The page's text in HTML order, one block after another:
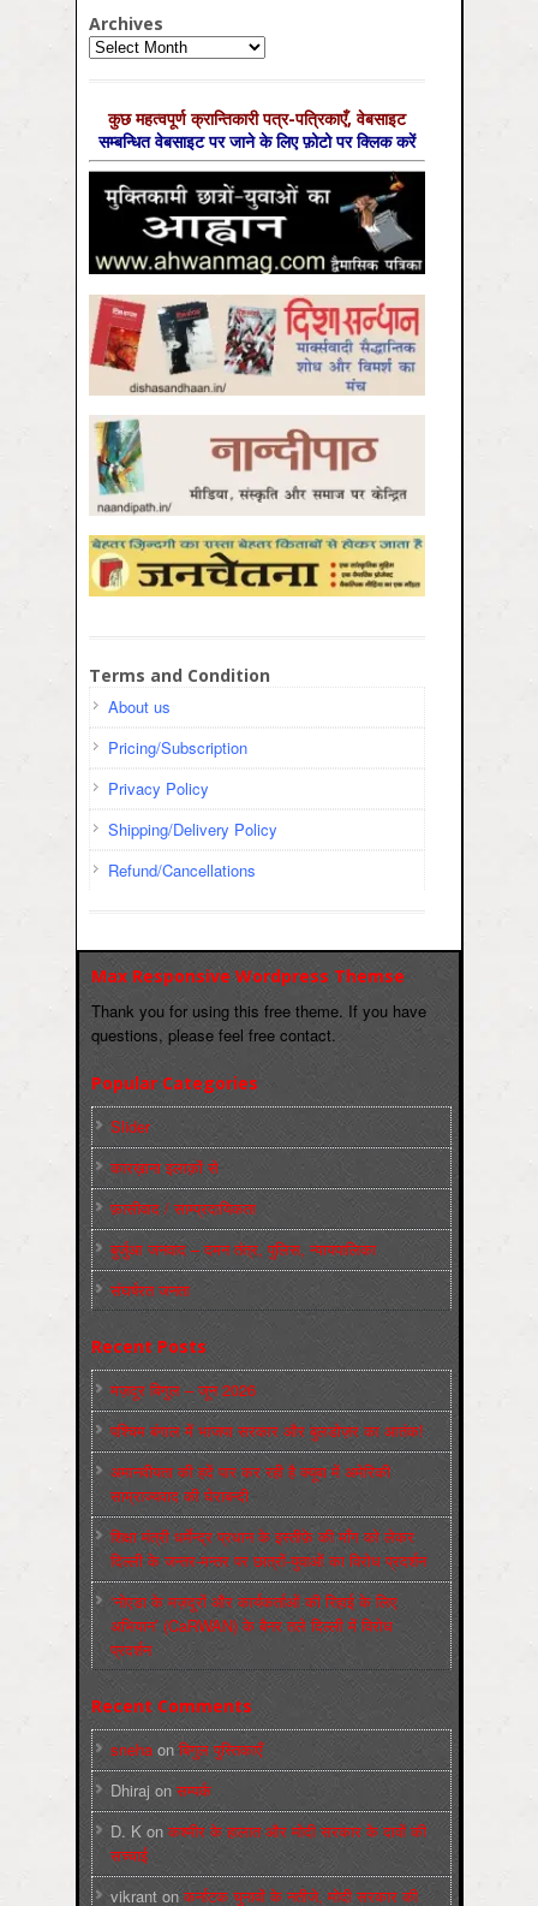
Archives
Archives
कुछ महत्‍वपूर्ण क्रान्तिकारी पत्र-पत्रिकाएँ, वेबसाइट
सम्‍बन्धित वेबसाइट पर जाने के लिए फ़ोटो पर क्लिक करें
Terms and Condition
About us
Pricing/Subscription
Privacy Policy
Shipping/Delivery Policy
Refund/Cancellations
Max Responsive Wordpress Themse
Thank you for using this free theme. If you have
questions, please feel free contact.
Popular Categories
Slider
कारख़ाना इलाक़ों से
फ़ासीवाद / साम्‍प्रदायिकता
बुर्जुआ जनवाद – दमन तंत्र, पुलिस, न्‍यायपालिका
संघर्षरत जनता
Recent Posts
मज़दूर बिगुल – जून 2026
पश्चिम बंगाल में भाजपा सरकार और बुलडोज़र का आतंक!
अमानवीयता की हदें पार कर रही है क्यूबा में अमेरिकी
साम्राज्यवाद की घेराबन्दी
शिक्षा मंत्री धर्मेन्द्र प्रधान के इस्तीफ़े की माँग को लेकर
दिल्ली के जन्तर-मन्तर पर छात्रों-युवाओं का विरोध प्रदर्शन
‘नोएडा के मज़दूरों और कार्यकर्ताओं की रिहाई के लिए
अभियान’ (CaRWAN) के बैनर तले दिल्ली में विरोध
प्रदर्शन
Recent Comments
sneha on बिगुल पुस्तिकाएँ
Dhiraj on सम्पर्क
D. K on कश्मीर के हालात और मोदी सरकार के दावों की
सच्चाई
vikrant onकर्नाटक चुनावों के नतीजे, मोदी सरकार की